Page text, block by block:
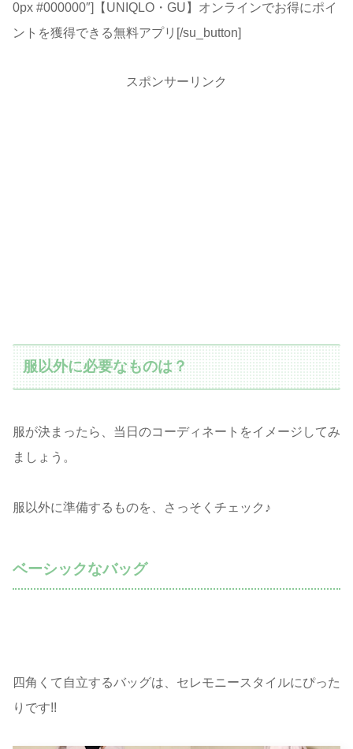
0px #000000″]【UNIQLO・GU】オンラインでお得にポイ
ントを獲得できる無料アプリ[/su_button]
スポンサーリンク
服以外に必要なものは？
服が決まったら、当日のコーディネートをイメージしてみ
ましょう。
服以外に準備するものを、さっそくチェック♪
ベーシックなバッグ
四角くて自立するバッグは、セレモニースタイルにぴった
りです!!